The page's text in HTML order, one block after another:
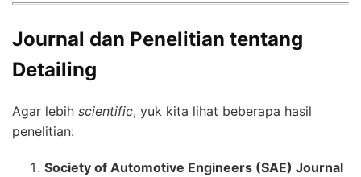
Journal dan Penelitian tentang
Detailing
Agar lebih scientific, yuk kita lihat beberapa hasil
penelitian:
Society of Automotive Engineers (SAE) Journal